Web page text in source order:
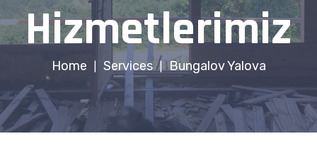
Hizmetlerimiz
Home Services | Bungalov Yalova